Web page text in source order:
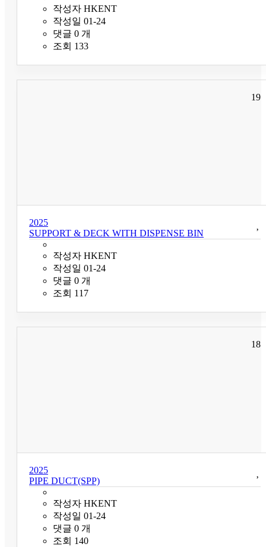
작성자 HKENT
작성일 01-24
댓글 0 개
조회 133
19
2025
SUPPORT & DECK WITH DISPENSE BIN
작성자 HKENT
작성일 01-24
댓글 0 개
조회 117
18
2025
PIPE DUCT(SPP)
작성자 HKENT
작성일 01-24
댓글 0 개
조회 140